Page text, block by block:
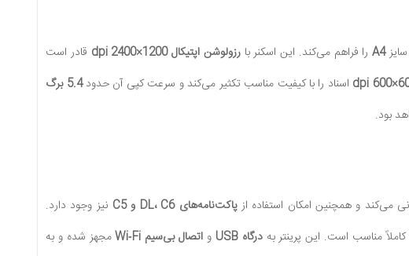
A4را فراهم می‌کند. این اسکنر بارزولوشن اپتیکال 1200×2400 dpi
قادر است
اسناد را با کیفیت مناسب تکثیر می‌کند و سرعت کپی آن حدود
5.4 برگ
بود.
می‌کند و همچنین امکان استفاده ازپاکت‌نامه‌های DL، C6 و C5
نیز وجود دارد.
مناسب است. این پرینتر بهدرگاه USB و اتصال بی‌سیم Wi‑Fi
مجهز شده و به